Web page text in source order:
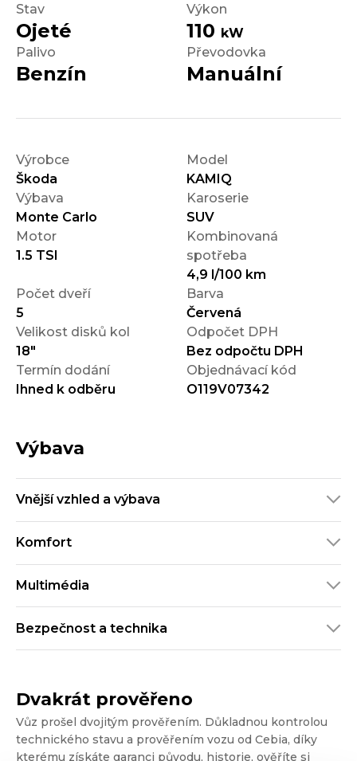
Stav
Ojeté
Výkon
110 kW
Palivo
Benzín
Převodovka
Manuální
Výrobce
Škoda
Model
KAMIQ
Výbava
Monte Carlo
Karoserie
SUV
Motor
1.5 TSI
Kombinovaná
spotřeba
4,9 l/100 km
Počet dveří
5
Barva
Červená
Velikost disků kol
18"
Odpočet DPH
Bez odpočtu DPH
Termín dodání
Ihned k odběru
Objednávací kód
O119V07342
Výbava
Vnější vzhled a výbava
Komfort
Multimédia
Bezpečnost a technika
Dvakrát prověřeno
Vůz prošel dvojitým prověřením. Důkladnou kontrolou
technického stavu a prověřením vozu od Cebia, díky
kterému získáte garanci původu, historie, ověříte si